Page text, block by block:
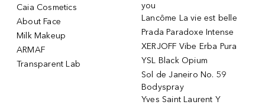
Caia Cosmetics
About Face
Milk Makeup
ARMAF
Transparent Lab
you
Lancôme La vie est belle
Prada Paradoxe Intense
XERJOFF Vibe Erba Pura
YSL Black Opium
Sol de Janeiro No. 59
Bodyspray
Yves Saint Laurent Y